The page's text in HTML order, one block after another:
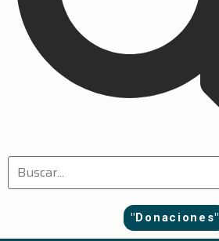
"Donaciones"